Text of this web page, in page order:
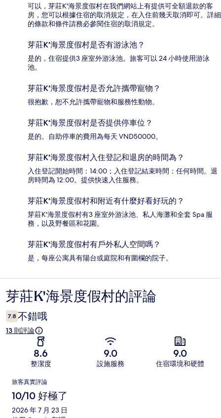
可以，芽莊K'海景度假村在我們網站上有提供可全額退款的客
房，您可以根據住宿的取消規定，在入住前幾天取消即可。詳細
的條款和條件請務必參閱住宿的取消規定。
芽莊K'海景度假村是否有游泳池？
是的，住宿提供3 座室外游泳池。旅客可以 24 小時使用游泳
池。
芽莊K'海景度假村是否允許攜帶寵物？
很抱歉，恕不允許攜帶寵物和服務性動物。
芽莊K'海景度假村是否提供停車位？
是的。自助停車的費用為每天 VND50000。
芽莊K'海景度假村入住登記和退房的時間為？
入住登記開始時間：14:00；入住登記結束時間：任何時間。退
房時間為 12:00。提供快速入住服務。
芽莊K'海景度假村和附近有什麼好看好玩的？
芽莊K'海景度假村有3 座室外游泳池、私人海灘和全套 Spa 服
務，以及野餐區和花園。
芽莊K'海景度假村有戶外私人空間嗎？
是，每座公寓具有陽台或庭院和有圍欄的院子。
評
論
芽莊K'海景度假村的評論
7.8 不錯哦
13 則評論
8.6
整潔度
9.0
設施服務
9.0
住宿環境和硬體
評
論
旅客真實評論
10/10 好極了
2026 年 7 月 23 日